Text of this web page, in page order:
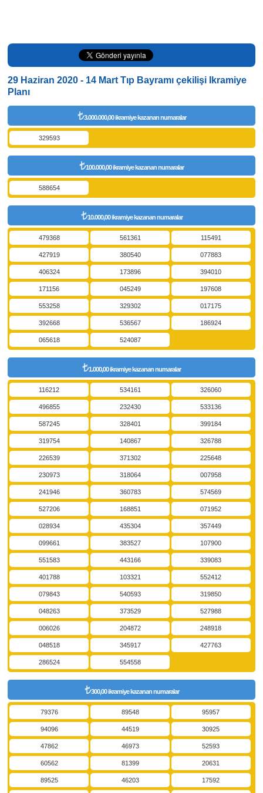
29 Haziran 2020 - 14 Mart Tıp Bayramı çekilişi Ikramiye
Planı
3.000.000,00 ikramiye kazanan numaralar
329593
100.000,00 ikramiye kazanan numaralar
588654
10.000,00 ikramiye kazanan numaralar
479368 561361 115491
427919 380540 077883
406324 173896 394010
171156 045249 197608
553258 329302 017175
392668 536567 186924
065618 524087
1.000,00 ikramiye kazanan numaralar
116212 534161 326060
496855 232430 533136
587245 328401 399184
319754 140867 326788
226539 371302 225648
230973 318064 007958
241946 360783 574569
527206 168851 071952
028934 435304 357449
099661 383527 107900
551583 443166 339083
401788 103321 552412
079843 540593 319850
048263 373529 527988
006026 204872 248918
048518 345917 427763
286524 554558
300,00 ikramiye kazanan numaralar
79376 89548 95957
94096 44519 30925
47862 46973 52593
60562 81399 20631
89525 46203 17592